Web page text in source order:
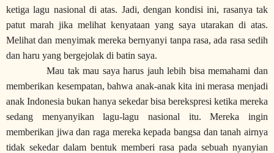
ketiga lagu nasional di atas. Jadi, dengan kondisi ini, rasanya tak
patut marah jika melihat kenyataan yang saya utarakan di atas.
Melihat dan menyimak mereka bernyanyi tanpa rasa, ada rasa sedih
dan haru yang bergejolak di batin saya.
Mau tak mau saya harus jauh lebih bisa memahami dan
memberikan kesempatan, bahwa anak-anak kita ini merasa menjadi
anak Indonesia bukan hanya sekedar bisa berekspresi ketika mereka
sedang menyanyikan lagu-lagu nasional itu. Mereka ingin
memberikan jiwa dan raga mereka kepada bangsa dan tanah airnya
tidak sekedar dalam bentuk memberi rasa pada sebuah nyanyian